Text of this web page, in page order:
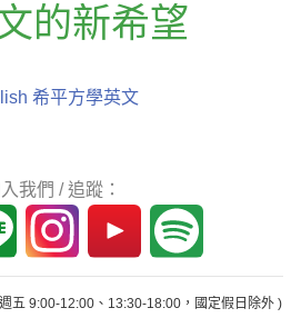
的新希望
希平方學英文
我們 / 追蹤：
五 9:00-12:00、13:30-18:00，國定假日除外 )